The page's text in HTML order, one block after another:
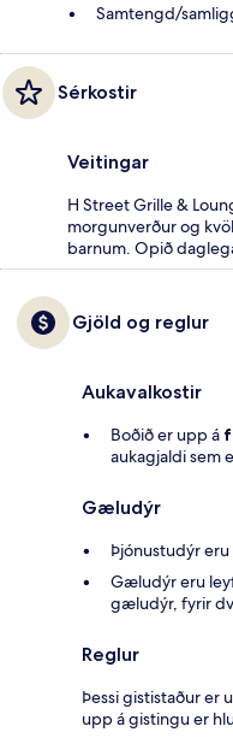
Samtengd/
Sérkostir
Veitingar
H Street Grille &
morgunverður og
barnum. Opið
Gjöld og reglur
Aukavalkostir
Boðið er upp á
aukagjaldi sem
Gæludýr
Þjónustudýr
Gæludýr eru
gæludýr, fyrir
Reglur
Þessi gististaður er
upp á gistingu er